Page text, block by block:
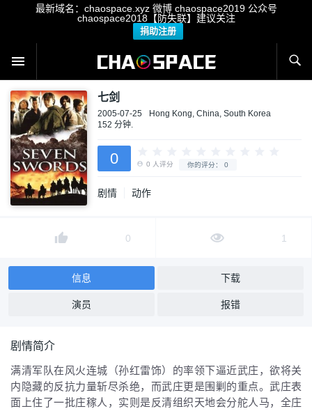
最新域名：chaospace.xyz 微博 chaospace2019 公众号
chaospace2018【防失联】建议关注
捐助注册
七剑
2005-07-25
Hong Kong, China, South Korea
152 分钟.
0
剧情 动作
0 1
信息 下载
演员 报错
剧情简介
满清军队在风火连城（孙红雷饰）的率领下逼近武庄，欲将关
内隐藏的反抗力量斩尽杀绝，而武庄更是围剿的重点。武庄表
面上住了一批庄稼人，实则是反清组织天地会分舵人马，全庄